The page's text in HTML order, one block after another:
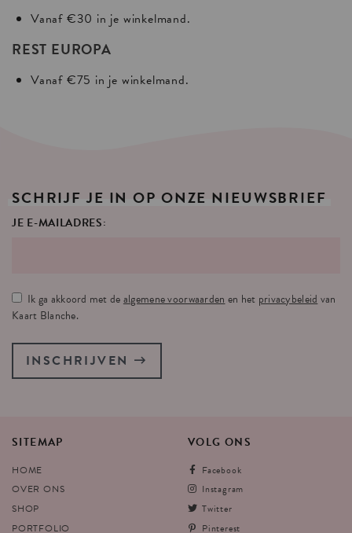
Vanaf €30 in je winkelmand.
REST EUROPA
Vanaf €75 in je winkelmand.
SCHRIJF JE IN OP ONZE NIEUWSBRIEF
JE E-MAILADRES:
Ik ga akkoord met dealgemene voorwaarden en het privacybeleid van
Kaart Blanche.
INSCHRIJVEN
SITEMAP
HOME
OVER ONS
SHOP
PORTFOLIO
VOLG ONS
Facebook
Instagram
Twitter
Pinterest